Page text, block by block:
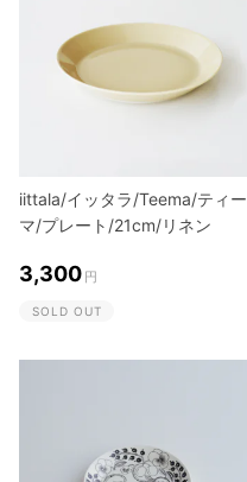
iittala/イッタラ/Teema/ティー
マ/プレート/21cm/リネン
3,300 円
SOLD OUT